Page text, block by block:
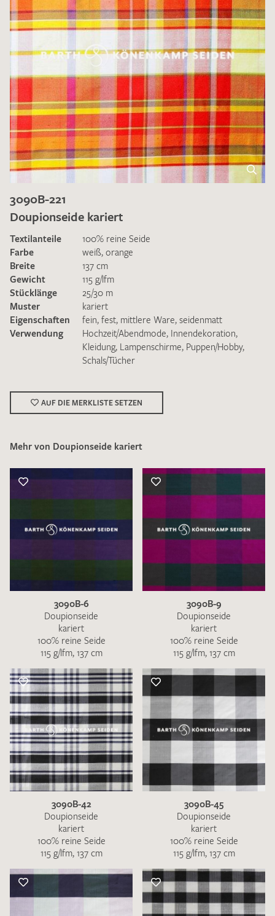
Ich bin damit einverstanden, dass meine angegebenen Daten
DieDatenschutzbestimmungenhabe ich zur Kenntnis
genommen und akzeptiere diese.
MUSTERANFRAGE SENDEN
3090B-221
Doupionseide kariert
Textilanteile
100% reine Seide
Farbe
weiß, orange
Breite
137 cm
Gewicht
115 g/lfm
Stücklänge
25/30 m
Muster
kariert
Eigenschaften
fein, fest, mittlere Ware, seidenmatt
Verwendung
Hochzeit/Abendmode, Innendekoration,
Kleidung, Lampenschirme, Puppen/Hobby,
Schals/Tücher
AUF DIE MERKLISTE SETZEN
Mehr von Doupionseide kariert
3090B-6
Doupionseide
kariert
100% reine Seide
115 g/lfm, 137 cm
3090B-9
Doupionseide
kariert
100% reine Seide
115 g/lfm, 137 cm
3090B-42
Doupionseide
kariert
100% reine Seide
115 g/lfm, 137 cm
3090B-45
Doupionseide
kariert
100% reine Seide
115 g/lfm, 137 cm